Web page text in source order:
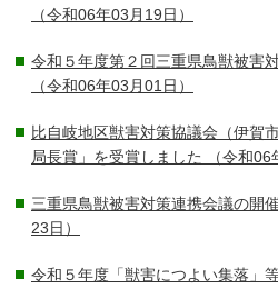
（令和06年03月19日）
令和５年度第２回三重県鳥獣被害
（令和06年03月01日）
比自岐地区獣害対策協議会（伊賀
局長賞」を受賞しました
（令和06
三重県鳥獣被害対策連携会議の開
23日）
令和５年度「獣害につよい集落」